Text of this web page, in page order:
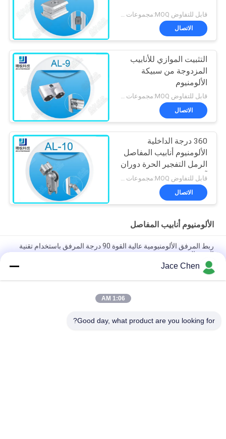
الاتصال
التثبيت الموازي للأنابيب
المزدوجة من سبيكة
الألومنيوم
قابل للتفاوض MOQ:مجموعات 500
الاتصال
360 درجة الداخلية
الألومنيوم أنابيب المفاصل
الرمل التفجير الحرة دوران
آل-10
قابل للتفاوض MOQ:مجموعات 500
الاتصال
الألومنيوم أنابيب المفاصل
ربط المرفق الألومنيومية عالية القوة 90 درجة المرفق باستخدام تقنية
الصب الصب
لأنظمة الأنابيب العالية والحالات العمل الصناعية
90 درجة إمرأة حضرت أنابيب الألومنيوم المشتركة الصب الصب ذراع
Jace Chen
1:06 AM
Good day, what product are you looking for?